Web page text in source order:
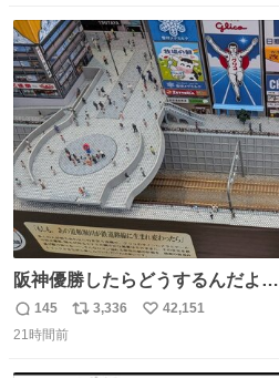
ト
数
数
阪神優勝したらどうするんだよ…
返
信
145
リ
3,336
い
42,151
21時間前